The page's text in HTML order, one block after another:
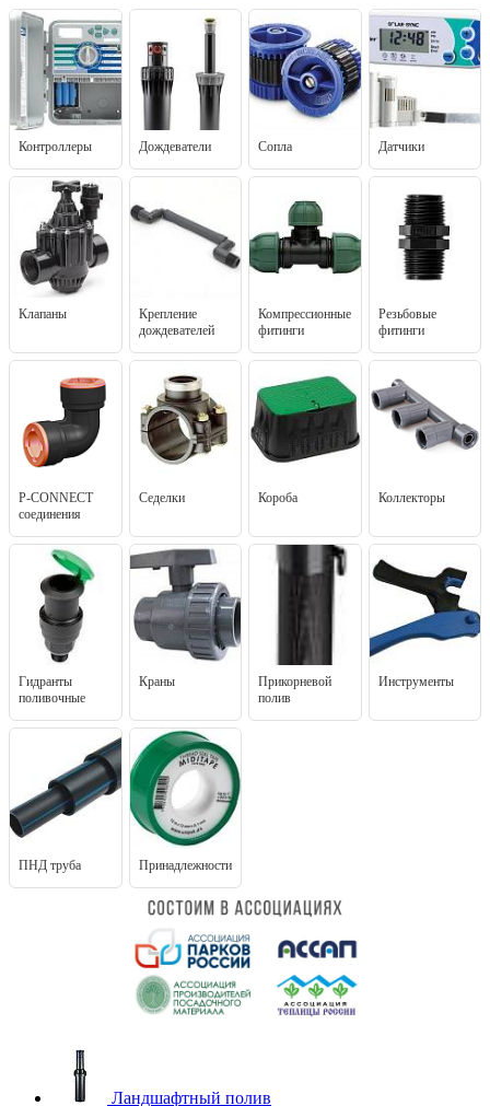
Контроллеры Дождеватели Сопла Датчики
Клапаны
Крепление
дождевателей
Компрессионные
фитинги
Резьбовые
фитинги
P-CONNECT
соединения
Седелки Короба Коллекторы
Гидранты
поливочные
Краны
Прикорневой
полив
Инструменты
ПНД труба Принадлежности
Ландшафтный полив